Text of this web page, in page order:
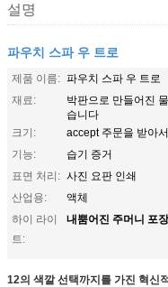
설명
파우치 스파 우 트로
제품 이름: 파우치 스파 우 트로
재료:
박판으로 만들어진
습니다
크기:
accept 주문을 받아
기능:
습기 증거
표면 처리: 사진 요판 인쇄
산업용:
액체
하이 라이
트:
내뿜어진 주머니 포장
12의 색깔 선택까지를 가진 혁신